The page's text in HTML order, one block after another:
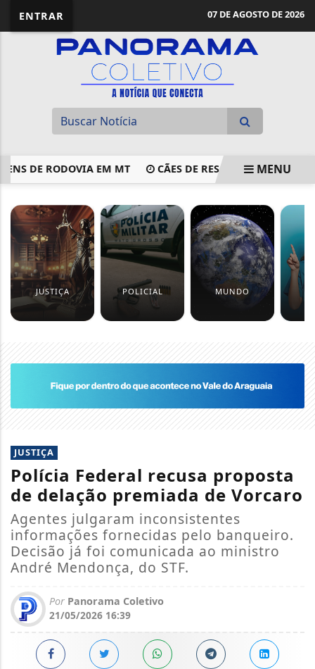
ENTRAR 07 DE AGOSTO DE 2026
DE RODOVIA EM MT CÃES DE RESGATE DE BARRA DO
MENU
JUSTIÇA POLICIAL MUNDO
JUSTIÇA
Polícia Federal recusa proposta
de delação premiada de Vorcaro
Agentes julgaram inconsistentes
informações fornecidas pelo banqueiro.
Decisão já foi comunicada ao ministro
André Mendonça, do STF.
Por Panorama Coletivo
21/05/2026 16:39